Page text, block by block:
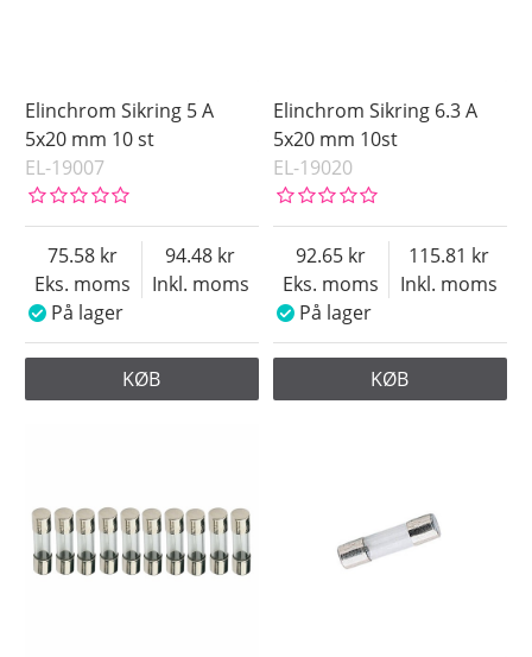
Elinchrom Sikring 5 A
5x20 mm 10 st
EL-19007
Eks. moms
75.58
Inkl. moms
94.48
På lager
KØB
Elinchrom Sikring 6.3 A
5x20 mm 10st
EL-19020
Eks. moms
92.65
Inkl. moms
115.81
På lager
KØB